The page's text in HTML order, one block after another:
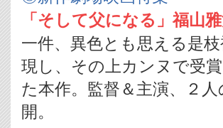
「そして父になる」福山
一件、異色とも思える是
現し、その上カンヌで受
た本作。監督＆主演、２
開。